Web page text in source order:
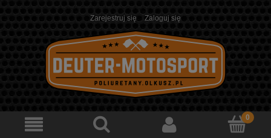
Zarejestruj się Zaloguj się